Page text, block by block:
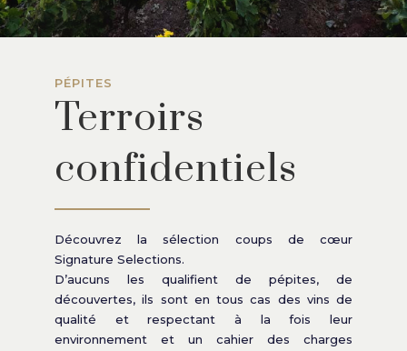
PÉPITES
Terroirs
confidentiels
Découvrez la sélection coups de cœur
Signature Selections.
D’aucuns les qualifient de pépites, de
découvertes, ils sont en tous cas des vins de
qualité et respectant à la fois leur
environnement et un cahier des charges